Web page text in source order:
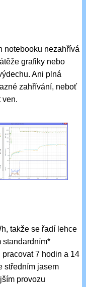
notebooku nezahřívá
grafiky nebo
Ani plná
zahřívání, neboť
ven.
takže se řadí lehce
standardním*
7 hodin a 14
středním jasem
provozu